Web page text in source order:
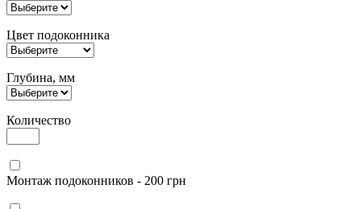
Цвет подоконника
Глубина, мм
Количество
Монтаж подоконников - 200 грн